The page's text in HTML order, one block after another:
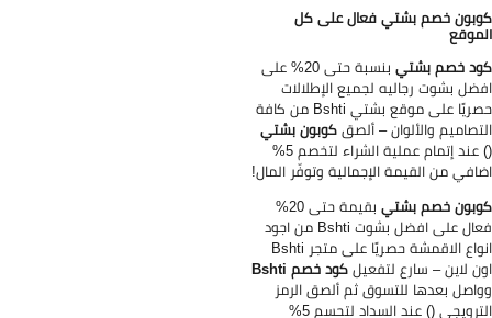
خصم بشتي فعال على كل
خصم بشتي
بنسبة حتى 20% على
بشوت رجاليه لجميع الإطلالات
حصريًا على موقع بشتي Bshti من كافة
والألوان – ألصقكوبون بشتي
() عند إتمام عملية الشراء لتخصم 5%
من القيمة الإجمالية وتوفّر المال!
خصم بشتي
بقيمة حتى 20%
فعال على افضل بشوت Bshti من اجود
انواع الاقمشة حصريًا على متجر Bshti
لاين – سارع لتفعيلكود خصم Bshti
بعدها للتسوق ثم ألصق الرمز
الترويجي () عند السداد لتحسم 5%